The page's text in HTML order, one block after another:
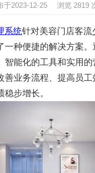
于2023-12-25 浏览 2819
系统针对美容门店客流
一种便捷的解决方案
智能化的工具和实用的
善业务流程、提高员工
步增长。